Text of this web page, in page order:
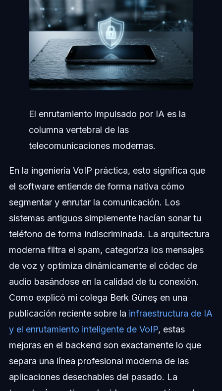
El enrutamiento impulsado por IA es la
columna vertebral de las
telecomunicaciones modernas.
En la ingeniería VoIP práctica, esto significa que
el software entiende de forma nativa cómo
segmentar y enrutar la comunicación. Los
sistemas antiguos simplemente hacían sonar tu
teléfono de forma indiscriminada. La arquitectura
moderna filtra el spam, categoriza los mensajes
de voz y optimiza dinámicamente el códec de
audio basándose en la calidad de tu conexión.
Como explicó mi colega Berk Güneş en una
publicación reciente sobre la infraestructura de IA
y el enrutamiento inteligente de VoIP, estas
mejoras en el backend son exactamente lo que
separa una línea profesional moderna de las
aplicaciones desechables del pasado. La